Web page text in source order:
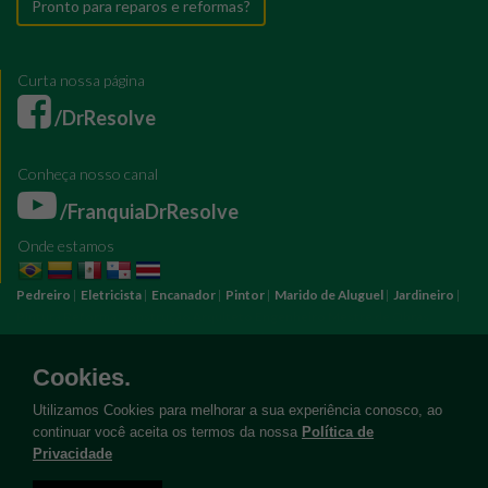
Pronto para reparos e reformas?
Curta nossa página
/DrResolve
Conheça nosso canal
/FranquiaDrResolve
Onde estamos
Pedreiro | Eletricista | Encanador | Pintor | Marido de Aluguel | Jardineiro |
Bombeiro HidráulicoManutenção PredialManutenção Residencial
ReformaServiço Eletricista
HidráulicaServiço PedreiroServiço Construção
Cookies.
Utilizamos Cookies para melhorar a sua experiência conosco, ao
continuar você aceita os termos da nossa Política de
Privacidade